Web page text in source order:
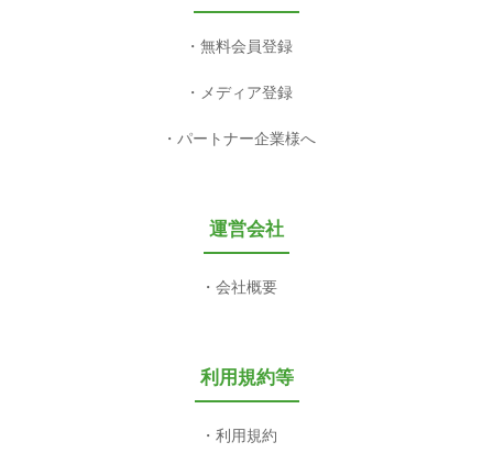
無料会員登録
メディア登録
パートナー企業様へ
運営会社
会社概要
利用規約等
利用規約